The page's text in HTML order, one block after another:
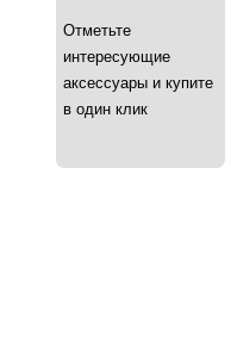
Отметьте
интересующие
аксессуары и купите
в один клик